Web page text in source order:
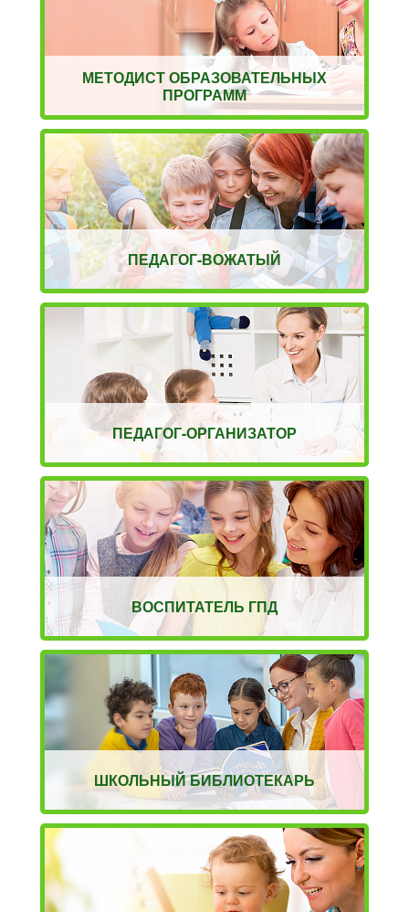
МЕТОДИСТ ОБРАЗОВАТЕЛЬНЫХ
ПРОГРАММ
ПЕДАГОГ-ВОЖАТЫЙ
ПЕДАГОГ-ОРГАНИЗАТОР
ВОСПИТАТЕЛЬ ГПД
ШКОЛЬНЫЙ БИБЛИОТЕКАРЬ